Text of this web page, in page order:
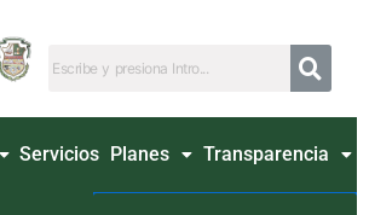
Servicios Planes Transparencia